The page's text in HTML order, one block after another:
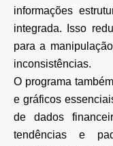
informações
integrada. Isso
para a
inconsistências.
O programa
e gráficos
de dados
tendências e